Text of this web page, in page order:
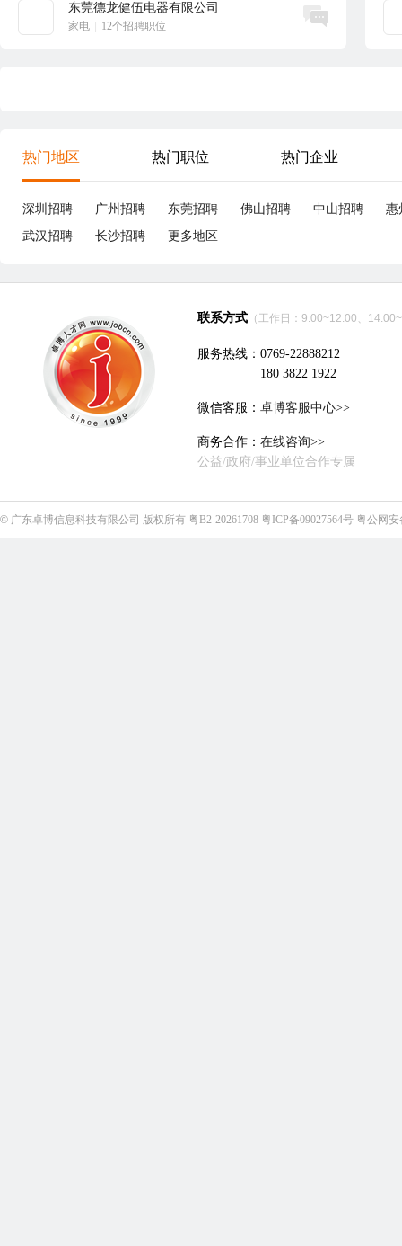
东莞德龙健伍电器有限公司
家电 12个招聘职位
立即沟通
热门地区 热门职位 热门企业
深圳招聘 广州招聘 东莞招聘 佛山招聘 中山招聘
惠
武汉招聘
长沙招聘 更多地区
联系方式 （工作日：9:00~12:00、
服务热线：0769-22888212
180 3822 1922
微信客服： 卓博客服中心>>
商务合作： 在线咨询>>
公益/政府/事业单位合作专属
© 广东卓博信息科技有限公司 版权所有 粤B2-20261708 粤ICP备09027564号 粤公网安